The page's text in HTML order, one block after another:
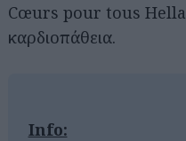
Cœurs pour tous
καρδιοπάθεια.
Info: